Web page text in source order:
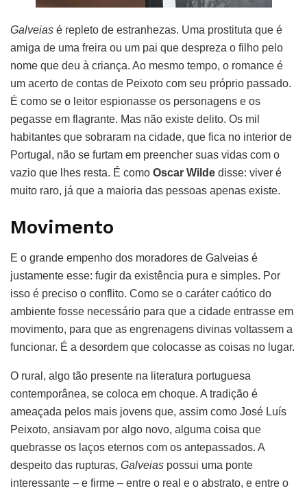
Galveias é repleto de estranhezas. Uma prostituta que é
amiga de uma freira ou um pai que despreza o filho pelo
nome que deu à criança. Ao mesmo tempo, o romance é
um acerto de contas de Peixoto com seu próprio passado.
É como se o leitor espionasse os personagens e os
pegasse em flagrante. Mas não existe delito. Os mil
habitantes que sobraram na cidade, que fica no interior de
Portugal, não se furtam em preencher suas vidas com o
vazio que lhes resta. É como Oscar Wilde disse: viver é
muito raro, já que a maioria das pessoas apenas existe.
Movimento
E o grande empenho dos moradores de Galveias é
justamente esse: fugir da existência pura e simples. Por
isso é preciso o conflito. Como se o caráter caótico do
ambiente fosse necessário para que a cidade entrasse em
movimento, para que as engrenagens divinas voltassem a
funcionar. É a desordem que colocasse as coisas no lugar.
O rural, algo tão presente na literatura portuguesa
contemporânea, se coloca em choque. A tradição é
ameaçada pelos mais jovens que, assim como José Luís
Peixoto, ansiavam por algo novo, alguma coisa que
quebrasse os laços eternos com os antepassados. A
despeito das rupturas, Galveias possui uma ponte
interessante – e firme – entre o real e o abstrato, e entre o